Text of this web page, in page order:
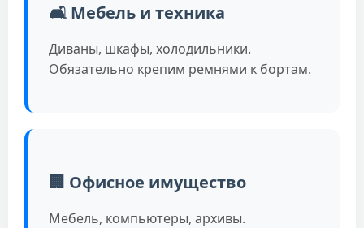
🛋️ Мебель и техника
Диваны, шкафы, холодильники.
Обязательно крепим ремнями к бортам.
🏢 Офисное имущество
Мебель, компьютеры, архивы.